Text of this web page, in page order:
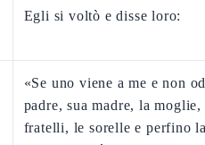
Egli si voltò e disse loro:
«Se uno viene a me e non
padre, sua madre, la
fratelli, le sorelle e perfino